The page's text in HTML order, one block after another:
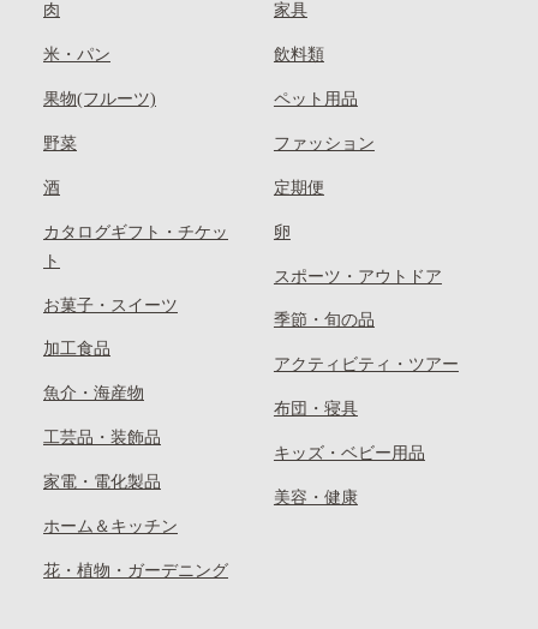
肉
米・パン
果物(フルーツ)
野菜
酒
カタログギフト・チケッ
ト
お菓子・スイーツ
加工食品
魚介・海産物
工芸品・装飾品
家電・電化製品
ホーム＆キッチン
花・植物・ガーデニング
家具
飲料類
ペット用品
ファッション
定期便
卵
スポーツ・アウトドア
季節・旬の品
アクティビティ・ツアー
布団・寝具
キッズ・ベビー用品
美容・健康